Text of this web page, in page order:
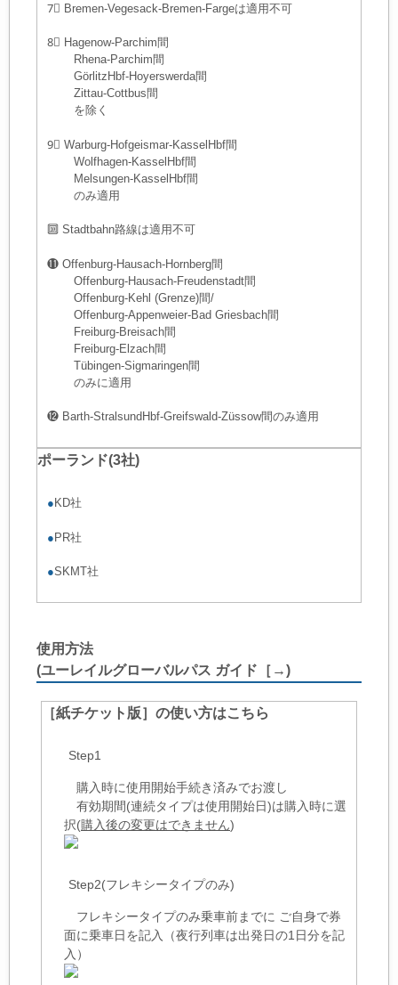
7⃣ Bremen-Vegesack-Bremen-Fargeは適用不可
8⃣ Hagenow-Parchim間
Rhena-Parchim間
GörlitzHbf-Hoyerswerda間
Zittau-Cottbus間
を除く
9⃣ Warburg-Hofgeismar-KasselHbf間
Wolfhagen-KasselHbf間
Melsungen-KasselHbf間
のみ適用
🔟 Stadtbahn路線は適用不可
⓫ Offenburg-Hausach-Hornberg間
Offenburg-Hausach-Freudenstadt間
Offenburg-Kehl (Grenze)間/
Offenburg-Appenweier-Bad Griesbach間
Freiburg-Breisach間
Freiburg-Elzach間
Tübingen-Sigmaringen間
のみに適用
⓬ Barth-StralsundHbf-Greifswald-Züssow間のみ適用
ポーランド(3社)
● KD社
● PR社
●SKMT社
使用方法
(ユーレイルグローバルパス ガイド［→)
［紙チケット版］の使い方はこちら
Step1
購入時に使用開始手続き済みでお渡し
有効期間(連続タイプは使用開始日)は購入時に選
択(購入後の変更はできません)
Step2(フレキシータイプのみ)
フレキシータイプのみ乗車前までに ご自身で券
面に乗車日を記入（夜行列車は出発日の1日分を記
入）